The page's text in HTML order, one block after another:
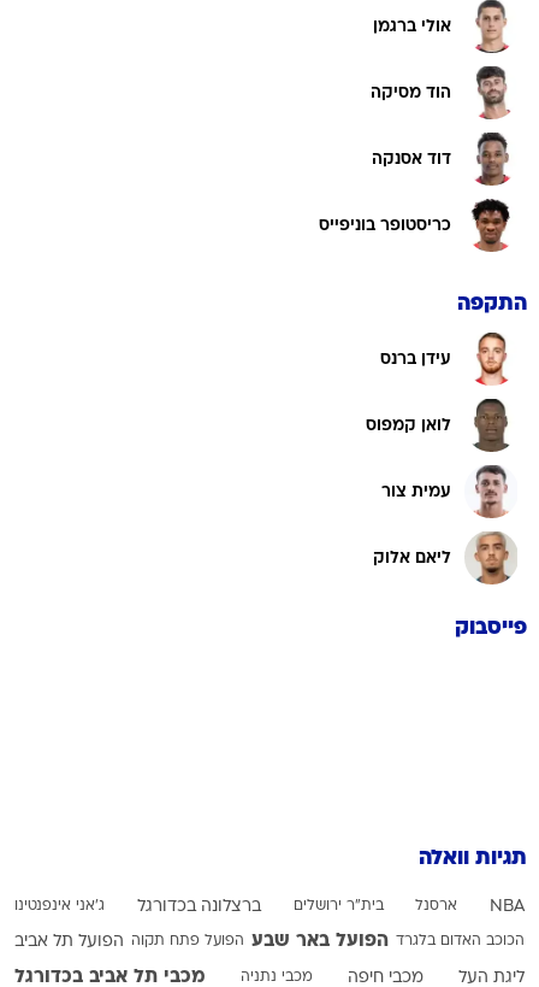
אולי ברגמן
הוד מסיקה
דוד אסנקה
כריסטופר בוניפייס
התקפה
עידן ברנס
לואן קמפוס
עמית צור
ליאם אלוק
פייסבוק
תגיות וואלה
NBA ארסנל בית"ר ירושלים ברצלונה בכדורגל ג'אני אינפנטינו
הכוכב האדום בלגרד הפועל באר שבע הפועל פתח תקוה הפועל תל אביב
ליגת העל מכבי חיפה מכבי נתניה מכבי תל אביב בכדורגל